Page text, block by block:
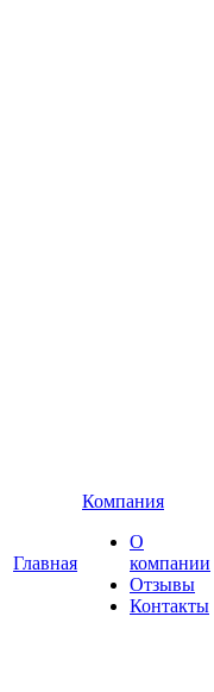
Главная
Компания
О
компании
Отзывы
Контакты